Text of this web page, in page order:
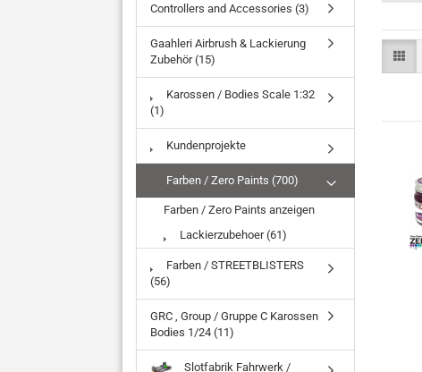
Controllers and Accessories (3)
Gaahleri Airbrush & Lackierung
Zubehör (15)
Karossen / Bodies Scale 1:32
(1)
Kundenprojekte
Farben / Zero Paints (700)
Farben / Zero Paints anzeigen
Lackierzubehoer (61)
Farben / STREETBLISTERS
(56)
GRC , Group / Gruppe C Karossen
Bodies 1/24 (11)
Slotfabrik Fahrwerk /